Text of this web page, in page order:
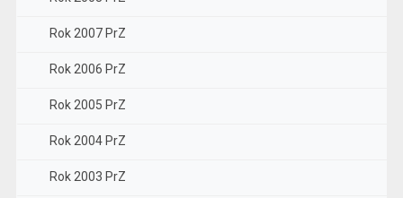
Rok 2007 PrZ
Rok 2006 PrZ
Rok 2005 PrZ
Rok 2004 PrZ
Rok 2003 PrZ